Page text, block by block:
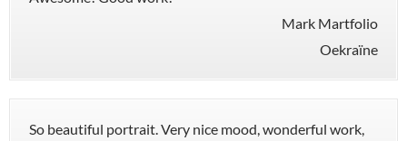
Mark Martfolio
Oekraïne
So beautiful portrait. Very nice mood, wonderful work,